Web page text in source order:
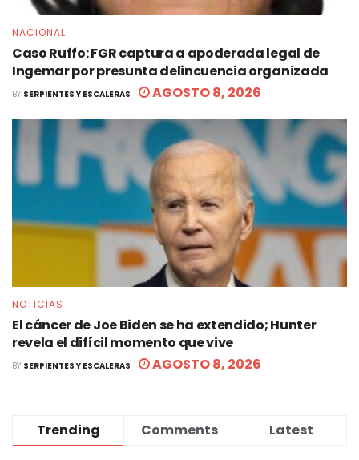
NACIONAL
Caso Ruffo: FGR captura a apoderada legal de
Ingemar por presunta delincuencia organizada
BY SERPIENTES Y ESCALERAS AGOSTO 8, 2026
NOTICIAS
El cáncer de Joe Biden se ha extendido; Hunter
revela el difícil momento que vive
BY SERPIENTES Y ESCALERAS AGOSTO 8, 2026
Trending Comments Latest